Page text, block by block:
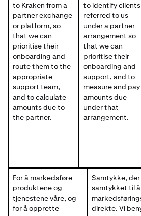
to Kraken from a
partner exchange
or platform, so
that we can
prioritise their
onboarding and
route them to the
appropriate
support team,
and to calculate
amounts due to
the partner.
to identify clients
referred to us
under a partner
arrangement so
that we can
prioritise their
onboarding and
support, and to
measure and pay
amounts due
under that
arrangement.
For å markedsføre
produktene og
tjenestene våre, og
for å opprette
Samtykke,
samtykket til
direkte. Vi